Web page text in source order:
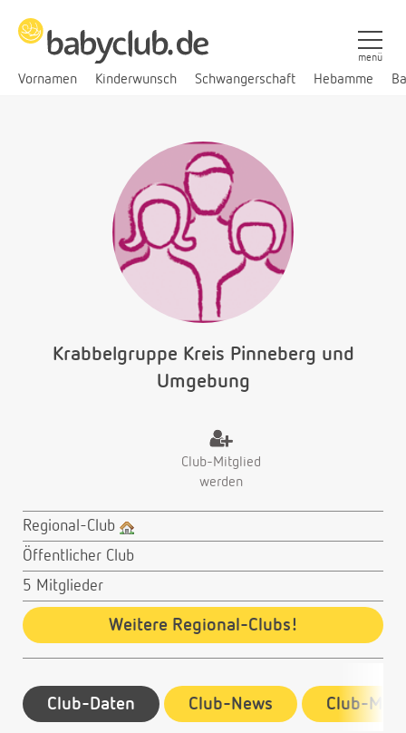
Vornamen Kinderwunsch Schwangerschaft Hebamme
menü
Krabbelgruppe Kreis Pinneberg und
Umgebung
Club-Mitglied
werden
Regional-Club
Öffentlicher Club
5 Mitglieder
Weitere Regional-Clubs!
Club-Daten Club-News Club-